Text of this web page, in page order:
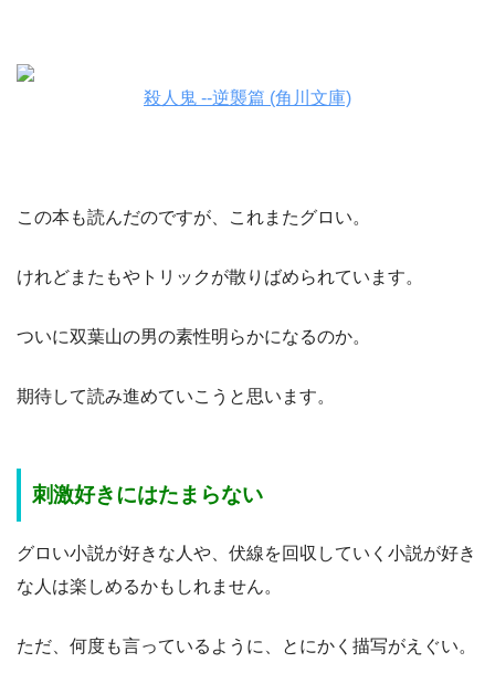
殺人鬼 ‐‐逆襲篇 (角川文庫)
この本も読んだのですが、これまたグロい。
けれどまたもやトリックが散りばめられています。
ついに双葉山の男の素性明らかになるのか。
期待して読み進めていこうと思います。
刺激好きにはたまらない
グロい小説が好きな人や、伏線を回収していく小説が好き
な人は楽しめるかもしれません。
ただ、何度も言っているように、とにかく描写がえぐい。